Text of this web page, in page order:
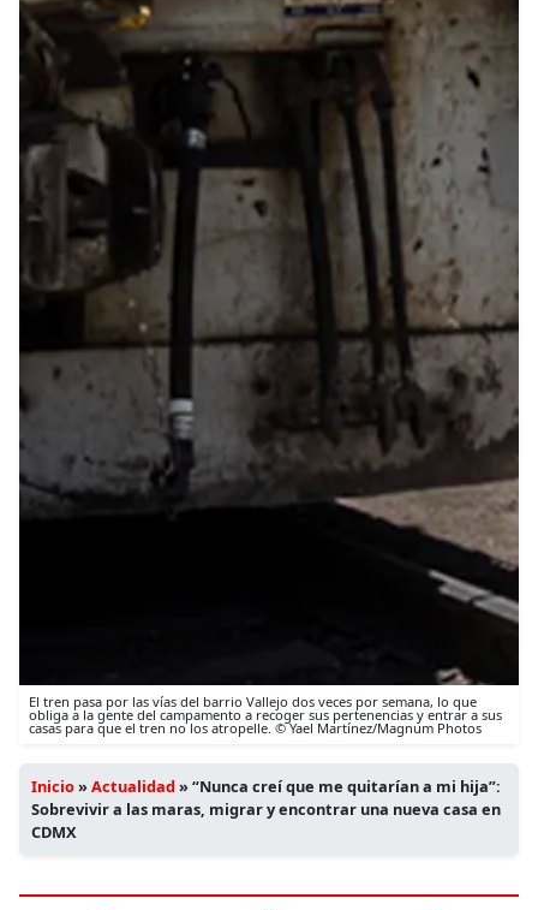
El tren pasa por las vías del barrio Vallejo dos veces por semana, lo que
obliga a la gente del campamento a recoger sus pertenencias y entrar a sus
casas para que el tren no los atropelle. © Yael Martínez/Magnum Photos
Inicio»Actualidad»“Nunca creí que me quitarían a mi hija”:
Sobrevivir a las maras, migrar y encontrar una nueva casa en
CDMX